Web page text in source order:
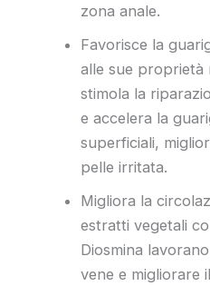
zona anale.
Favorisce la
alle sue proprietà
stimola la
e accelera la
superficiali,
pelle irritata.
Migliora la
estratti vegetali
Diosmina
vene e migliorare